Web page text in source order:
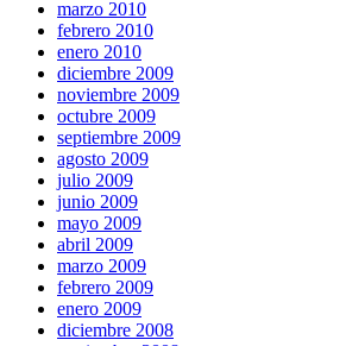
marzo 2010
febrero 2010
enero 2010
diciembre 2009
noviembre 2009
octubre 2009
septiembre 2009
agosto 2009
julio 2009
junio 2009
mayo 2009
abril 2009
marzo 2009
febrero 2009
enero 2009
diciembre 2008